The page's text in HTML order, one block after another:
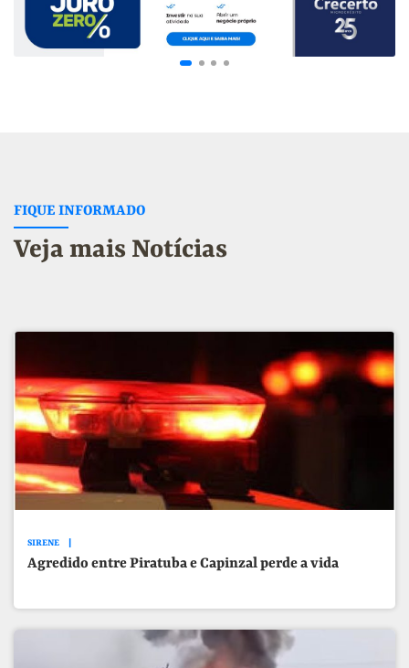
FIQUE INFORMADO
Veja mais Notícias
SIRENE
Agredido entre Piratuba e Capinzal perde a vida